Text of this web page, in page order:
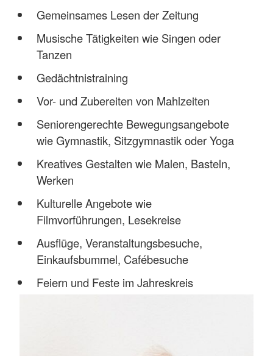
Gemeinsames Lesen der Zeitung
Musische Tätigkeiten wie Singen oder
Tanzen
Gedächtnistraining
Vor- und Zubereiten von Mahlzeiten
Seniorengerechte Bewegungsangebote
wie Gymnastik, Sitzgymnastik oder Yoga
Kreatives Gestalten wie Malen, Basteln,
Werken
Kulturelle Angebote wie
Filmvorführungen, Lesekreise
Ausflüge, Veranstaltungsbesuche,
Einkaufsbummel, Cafébesuche
Feiern und Feste im Jahreskreis